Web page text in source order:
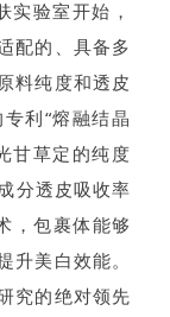
验室开始，
配的、具备多
料纯度和透皮
利“熔融结晶
甘草定的纯度
分透皮吸收率
，包裹体能够
升美白效能。
究的绝对领先